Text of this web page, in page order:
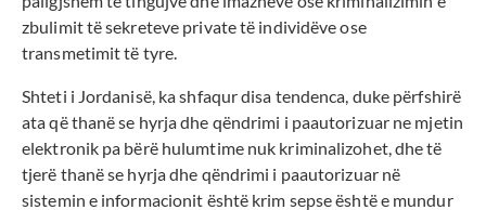
zbulimit të sekreteve private të individëve ose
transmetimit të tyre.
Shteti i Jordanisë, ka shfaqur disa tendenca, duke përfshirë
ata që thanë se hyrja dhe qëndrimi i paautorizuar ne mjetin
elektronik pa bërë hulumtime nuk kriminalizohet, dhe të
tjerë thanë se hyrja dhe qëndrimi i paautorizuar në
sistemin e informacionit është krim sepse është e mundur